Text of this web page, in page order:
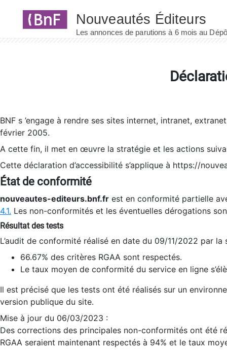
BNF s ’engage à rendre ses sites internet, intranet,
février 2005.
A cette fin, il met en œuvre la stratégie et les actions
Cette déclaration d’accessibilité s’applique à https://
État de conformité
nouveautes-editeurs.bnf.fr est en conformité partielle
4.1. Les non-conformités et les éventuelles dérogations
Résultat des tests
L’audit de conformité réalisé en date du 09/11/2022 par
66.67% des critères RGAA sont respectés.
Le taux moyen de conformité du service en ligne
Il est précisé que les tests ont été réalisés sur un
version publique du site.
Mise à jour du 06/03/2023 :
Des corrections des principales non-conformités ont été
RGAA seraient maintenant respectés à 94% et le taux